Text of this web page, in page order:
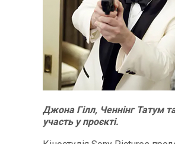
Джона Гілл, Ченнінг Татум
участь у проєкті.